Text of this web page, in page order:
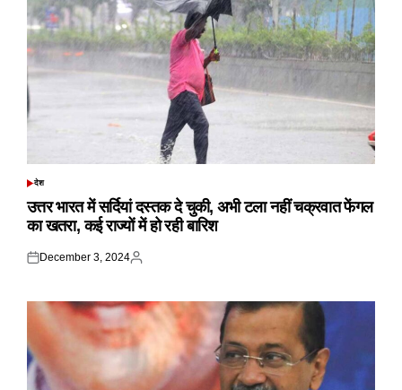
POSTED
देश
उत्तर भारत में सर्दियां दस्तक दे चुकी, अभी टला नहीं चक्रवात फेंगल
का खतरा, कई राज्यों में हो रही बारिश
Posted
December 3, 2024
Posted